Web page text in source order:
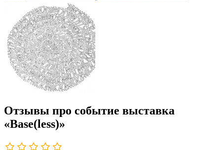
Отзывы про событие выставка
«Base(less)»